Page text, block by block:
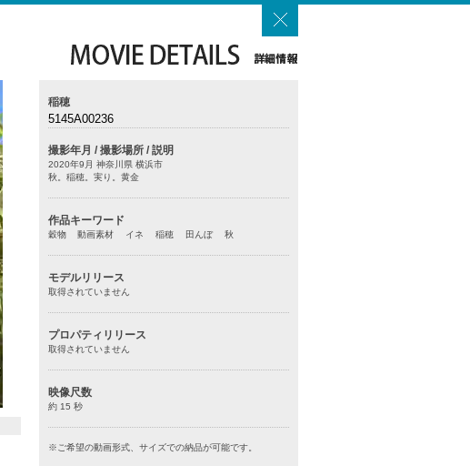
稲穂
5145A00236
撮影年月 / 撮影場所 / 説明
2020年9月 神奈川県 横浜市
秋。稲穂。実り。黄金
作品キーワード
穀物 動画素材 イネ 稲穂 田んぼ 秋
モデルリリース
取得されていません
プロパティリリース
取得されていません
映像尺数
約 15 秒
※ご希望の動画形式、サイズでの納品が可能です。